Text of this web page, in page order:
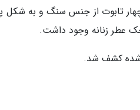
چهار تابوت از جنس سنگ و به
عطر زنانه وجود داشت.
شده کشف شد.